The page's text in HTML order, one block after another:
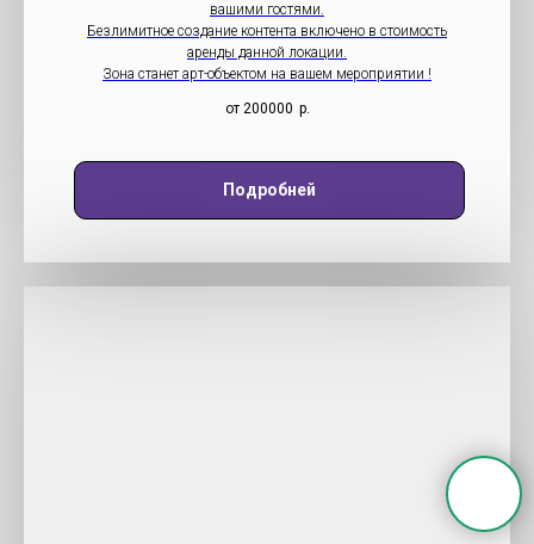
вашими гостями.
Безлимитное создание контента включено в стоимость
аренды данной локации.
Зона станет арт-объектом на вашем мероприятии !
от 200000 р.
Подробней